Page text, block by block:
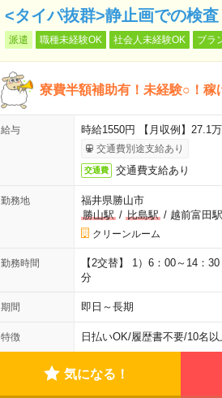
<タイパ抜群>静止画での検査
派遣 職種未経験OK 社会人未経験OK ブラ
寮費半額補助有！未経験○！稼
給与 時給1550円 【月収例】27.1
交通費別途支給あり
交通費 交通費支給あり
勤務地
福井県勝山市
勝山駅/ 比島駅/ 越前富田駅
クリーンルーム
勤務時間
【2交替】 1）6：00～14：
分
期間 即日～長期
特徴 日払いOK/履歴書不要/10名以
気になる！